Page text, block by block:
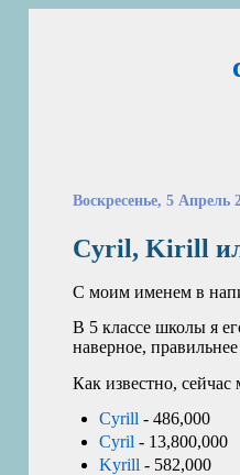
Воскресенье, 5 Апрель
Cyril, Kirill
С моим именем в
В 5 классе школы я
наверное,
Как известно,
Cyrill - 486,000
Cyril - 13,800,000
Kyrill - 582,000